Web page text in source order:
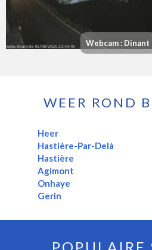
Webcam : Dinant
WEER ROND
Heer
Hastière-Par-Delà
Hastière
Agimont
Onhaye
Gerin
POPULAIRE